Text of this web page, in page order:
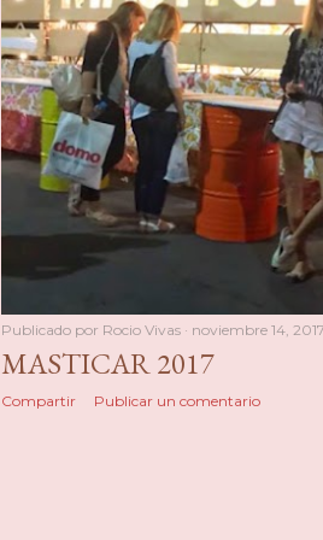
a
s
Publicado por Rocio Vivas noviembre 14,
MASTICAR 2017
Compartir Publicar un comentario